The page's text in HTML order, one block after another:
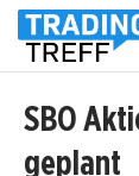
SBO
geplant